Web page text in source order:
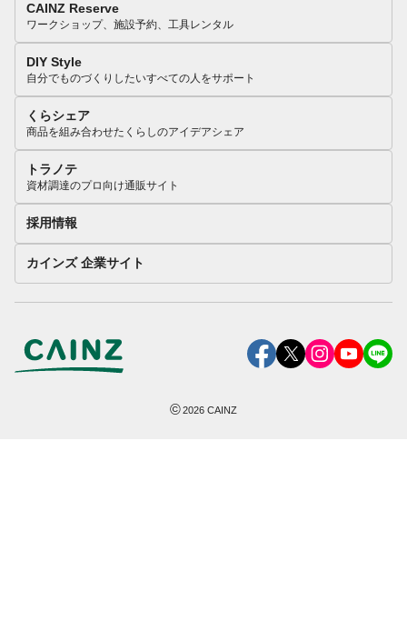
CAINZ Reserve
ワークショップ、施設予約、工具レンタル
DIY Style
自分でものづくりしたいすべての人をサポート
くらシェア
商品を組み合わせたくらしのアイデアシェア
トラノテ
資材調達のプロ向け通販サイト
採用情報
カインズ 企業サイト
©2026 CAINZ